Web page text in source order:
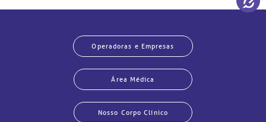
Operadoras e Empresas
Área Médica
Nosso Corpo Clínico